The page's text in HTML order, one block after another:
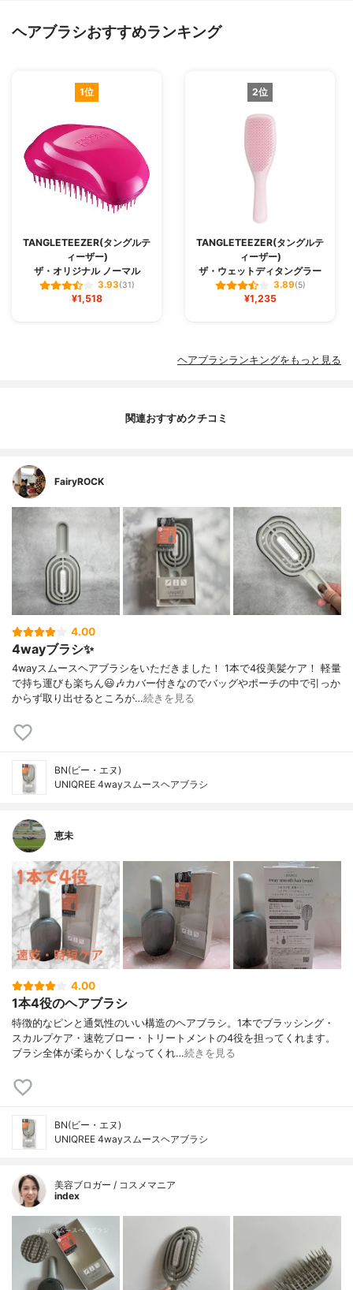
ヘアブラシおすすめランキング
1位
TANGLETEEZER(タングルテ
ィーザー)
ザ・オリジナル ノーマル
3.93(31)
¥1,518
2位
TANGLETEEZER(タングルテ
ィーザー)
ザ・ウェットディタングラー
3.89(5)
¥1,235
ヘアブラシランキングをもっと見る
関連おすすめクチコミ
FairyROCK
4.00
4wayブラシ✨
4wayスムースヘアブラシをいただきました！ 1本で4役美髪ケア！ 軽量
で持ち運びも楽ちん😃🎶カバー付きなのでバッグやポーチの中で引っか
からず取り出せるところが…続きを見る
BN(ビー・エヌ)
UNIQREE 4wayスムースヘアブラシ
恵未
4.00
1本4役のヘアブラシ
特徴的なピンと通気性のいい構造のヘアブラシ。1本でブラッシング・
スカルプケア・速乾ブロー・トリートメントの4役を担ってくれます。
ブラシ全体が柔らかくしなってくれ…続きを見る
BN(ビー・エヌ)
UNIQREE 4wayスムースヘアブラシ
美容ブロガー / コスメマニア
index